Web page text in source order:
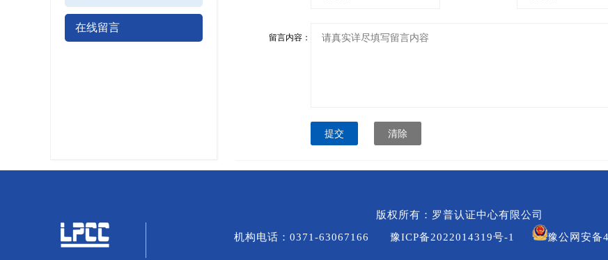
在线留言
留言内容：
提交 清除
版权所有：罗普认证中心有限公司
机构电话：0371-63067166 豫ICP备2022014319号-1 豫公网安备